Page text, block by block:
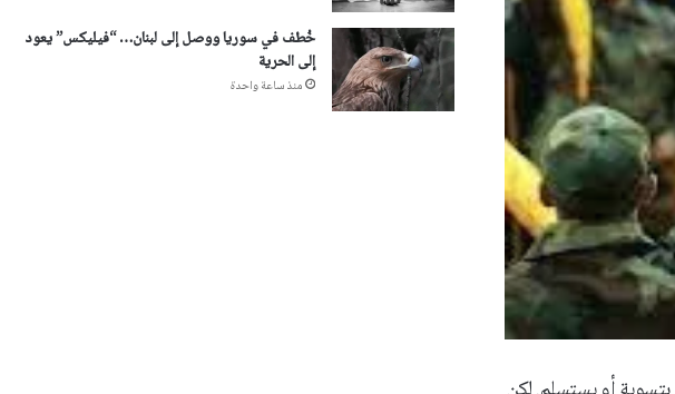
خُطف في سوريا ووصل إلى لبنان… “فيليكس” يعود
إلى الحرية
منذ ساعة واحدة